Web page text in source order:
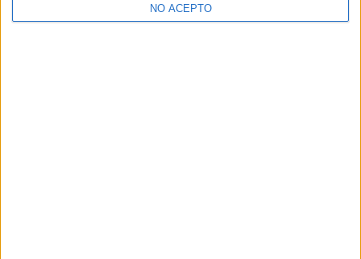
NO ACEPTO